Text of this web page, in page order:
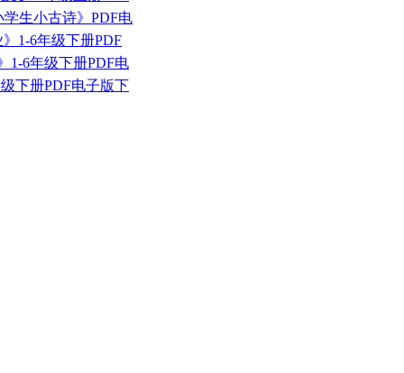
学生小古诗》PDF电
1-6年级下册PDF
1-6年级下册PDF电
下册PDF电子版下